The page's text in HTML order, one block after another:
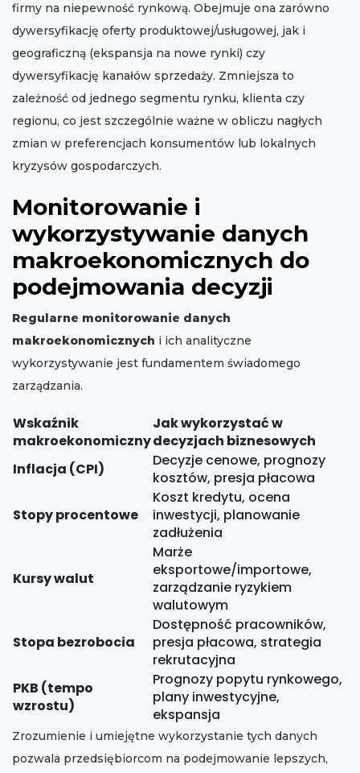
firmy na niepewność rynkową. Obejmuje ona zarówno
dywersyfikację oferty produktowej/usługowej, jak i
geograficzną (ekspansja na nowe rynki) czy
dywersyfikację kanałów sprzedaży. Zmniejsza to
zależność od jednego segmentu rynku, klienta czy
regionu, co jest szczególnie ważne w obliczu nagłych
zmian w preferencjach konsumentów lub lokalnych
kryzysów gospodarczych.
Monitorowanie i
wykorzystywanie danych
makroekonomicznych do
podejmowania decyzji
Regularne monitorowanie danych
makroekonomicznych i ich analityczne
wykorzystywanie jest fundamentem świadomego
zarządzania.
Wskaźnik
makroekonomiczny
Jak wykorzystać w
decyzjach biznesowych
Inflacja (CPI)
Decyzje cenowe, prognozy
kosztów, presja płacowa
Stopy procentowe
Koszt kredytu, ocena
inwestycji, planowanie
zadłużenia
Kursy walut
Marże
eksportowe/importowe,
zarządzanie ryzykiem
walutowym
Stopa bezrobocia
Dostępność pracowników,
presja płacowa, strategia
rekrutacyjna
PKB (tempo
wzrostu)
Prognozy popytu rynkowego,
plany inwestycyjne,
ekspansja
Zrozumienie i umiejętne wykorzystanie tych danych
pozwala przedsiębiorcom na podejmowanie lepszych,